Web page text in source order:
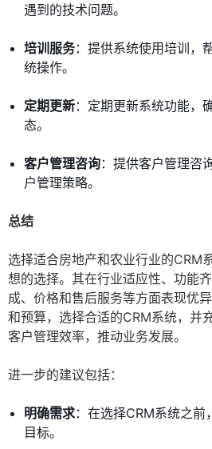
遇到的技术问题。
培训服务：提供系统使用培训，
统操作。
定期更新：定期更新系统功能，
态。
客户管理咨询：提供客户管理咨
户管理策略。
总结
选择适合房地产和农业行业的CRM
想的选择。其在行业适应性、功能
成、价格和售后服务等方面表现优
和预算，选择合适的CRM系统，并
客户管理效率，推动业务发展。
进一步的建议包括：
明确需求：在选择CRM系统之前
目标。